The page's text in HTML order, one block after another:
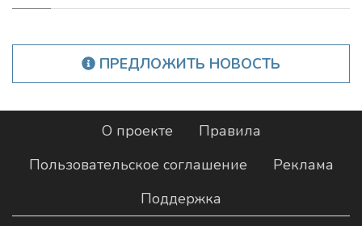
ПРЕДЛОЖИТЬ НОВОСТЬ
О проекте
Правила
Пользовательское соглашение
Реклама
Поддержка